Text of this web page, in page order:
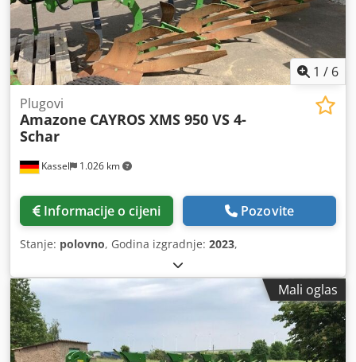
1 / 6
Kassel 1.026 km
Plugovi
Amazone CAYROS XMS 950 VS 4-
Schar
Informacije o cijeni Pozovite
Stanje: polovno, Godina izgradnje: 2023,
Mali oglas